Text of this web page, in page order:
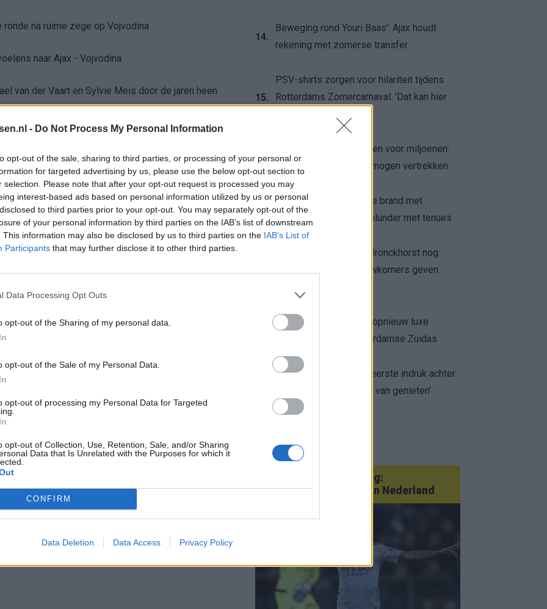
- Do Not Process My Personal Information
opt-out of the sale, sharing to third parties, or processing of your personal or
for targeted advertising by us, please use the below opt-out section to
selection. Please note that after your opt-out request is processed you may
interest-based ads based on personal information utilized by us or personal
to third parties prior to your opt-out. You may separately opt-out of the
of your personal information by third parties on the IAB’s list of downstream
This information may also be disclosed by us to third parties on the IAB’s List of
Participants that may further disclose it to other third parties.
Data Processing Opt Outs
opt-out of the Sharing of my personal data.
opt-out of the Sale of my Personal Data.
opt-out of processing my Personal Data for Targeted
opt-out of Collection, Use, Retention, Sale, and/or Sharing
Data that Is Unrelated with the Purposes for which it
CONFIRM
Data Deletion Data Access Privacy Policy
na ruime zege op Vojvodina
naar Ajax - Vojvodina
van der Vaart en Sylvie Meis door de jaren heen
Ajax en FC Twente in Europa
"Kampioen met Jong Ajax"
geschiedenis met rode kaart in WK-finale
League? Dit zijn de belangrijke data
terugkeer: NEC onderzoekt komst van Ajax-icoon
14.
Beweging rond Youri Baas': Ajax houdt
rekening met zomerse transfer
15.
PSV-shirts zorgen voor hilariteit tijdens
Rotterdams Zomercarnaval: 'Dat kan hier
16.
Feyenoord zet deur open voor miljoenen:
Ueda en Hadj Moussa mogen vertrekken
17.
Ajax helpt Burnley uit de brand met
afgeknipte sokken na blunder met tenues
Feyenoord onder Van Bronckhorst nog
altijd ongeslagen: nieuwkomers geven
Hakim Ziyech verhuurt opnieuw luxe
appartement op Amsterdamse Zuidas
Marcos Leonardo laat eerste indruk achter
bij Ajax: 'Hier gaan fans van genieten'
Van Götze tot Sterling:
statementtransfers in Nederland